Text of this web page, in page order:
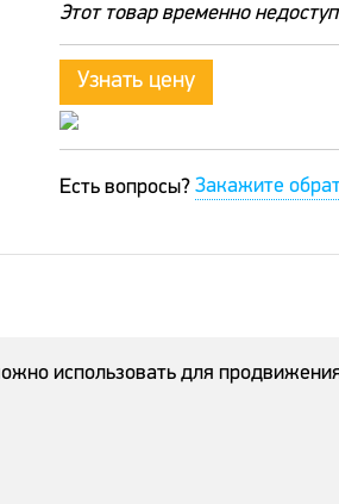
Этот товар временно
Узнать цену
Есть вопросы? Закажите
использовать для